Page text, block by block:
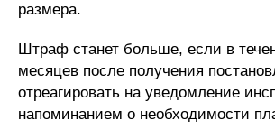
размера.
Штраф станет больше, если в
месяцев после получения
отреагировать на уведомление
напоминанием о необходимости